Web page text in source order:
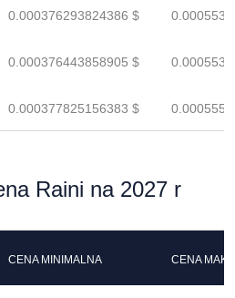
0.000376293824386 $
0.000376443858905 $
0.000377825156383 $
Raini na 2027 r
CENA MINIMALNA CENA